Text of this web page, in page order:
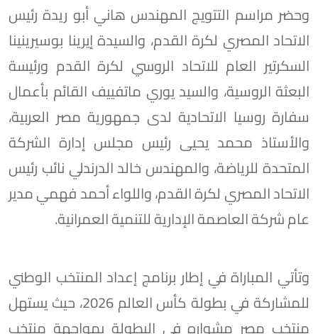
وحضر مراسم التتويج المهندس هاني أبو ريدة رئيس
الاتحاد المصري لكرة القدم، والسيدة إيرينا بوسيرينينا
السكرتير العام للاتحاد الروسي لكرة القدم ورئيسة
البعثة الروسية، والسيد يوري ماتفييف القائم بأعمال
سفارة روسيا الاتحادية لدى جمهورية مصر العربية،
والأستاذ محمد يحيى رئيس مجلس إدارة الشركة
المتحدة للرياضة، والمهندس خالد الدرندلي نائب رئيس
الاتحاد المصري لكرة القدم، واللواء أحمد فهمي مدير
عام شركة العاصمة الإدارية للتنمية العمرانية.
وتأتي المباراة في إطار برنامج إعداد المنتخب الوطني
للمشاركة في بطولة كأس العالم 2026، حيث يستهل
منتخب مصر مشواره في البطولة بمواجهة منتخب